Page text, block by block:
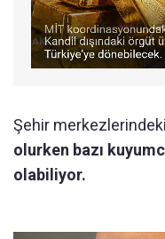
Şehir merkezlerindeki
olurken bazı
olabiliyor.